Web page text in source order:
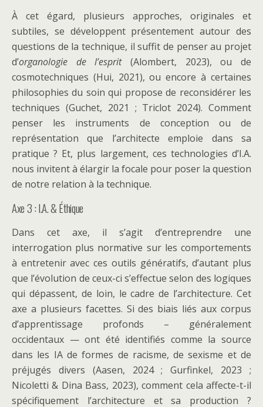
À cet égard, plusieurs approches, originales et
subtiles, se développent présentement autour des
questions de la technique, il suffit de penser au projet
d’organologie de l’esprit(Alombert, 2023), ou de
cosmotechniques (Hui, 2021), ou encore à certaines
philosophies du soin qui propose de reconsidérer les
techniques (Guchet, 2021 ; Triclot 2024). Comment
penser les instruments de conception ou de
représentation que l’architecte emploie dans sa
pratique ? Et, plus largement, ces technologies d’I.A.
nous invitent à élargir la focale pour poser la question
de notre relation à la technique.
Axe 3 : I.A. & Éthique
Dans cet axe, il s’agit d’entreprendre une
interrogation plus normative sur les comportements
à entretenir avec ces outils génératifs, d’autant plus
que l’évolution de ceux-ci s’effectue selon des logiques
qui dépassent, de loin, le cadre de l’architecture. Cet
axe a plusieurs facettes. Si des biais liés aux corpus
d’apprentissage profonds – généralement
occidentaux — ont été identifiés comme la source
dans les IA de formes de racisme, de sexisme et de
préjugés divers (Aasen, 2024 ; Gurfinkel, 2023 ;
Nicoletti & Dina Bass, 2023), comment cela affecte-t-il
spécifiquement l’architecture et sa production ?